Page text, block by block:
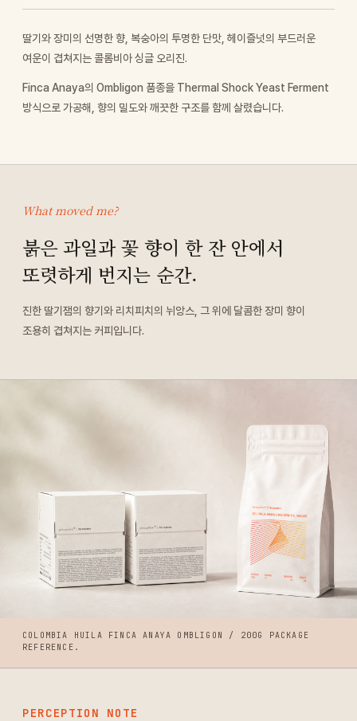
딸기와 장미의 선명한 향, 복숭아의 투명한 단맛, 헤이즐넛의 부드러운
여운이 겹쳐지는 콜롬비아 싱글 오리진.
Finca Anaya의 Ombligon 품종을 Thermal Shock Yeast Ferment
방식으로 가공해, 향의 밀도와 깨끗한 구조를 함께 살렸습니다.
What moved me?
붉은 과일과 꽃 향이 한 잔 안에서
또렷하게 번지는 순간.
진한 딸기잼의 향기와 리치피치의 뉘앙스, 그 위에 달콤한 장미 향이
조용히 겹쳐지는 커피입니다.
COLOMBIA HUILA FINCA ANAYA OMBLIGON / 200G PACKAGE
REFERENCE.
PERCEPTION NOTE